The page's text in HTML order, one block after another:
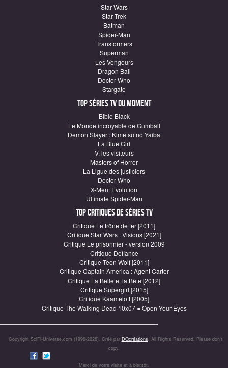
Star Wars
Star Trek
Batman
Spider-Man
Transformers
Superman
Les Vengeurs
Dragon Ball
Doctor Who
Stargate
Top Séries TV du moment
Bible Black
Le Monde incroyable de Gumball
Demon Slayer : Kimetsu no Yaiba
La Blue Girl
V, les visiteurs
Masters of Horror
La Ligue des justiciers
Doctor Who
X-Men: Evolution
Ultimate Spider-Man
Top critiques de Séries TV
Critique Le trône de fer [2011]
Critique Star Wars : Visions [2021]
Critique Le prisonnier - version 2009
Critique Defiance
Critique Teen Wolf [2011]
Critique Captain America : Agent Carter
Critique La Belle et la Bête [2012]
Critique Supergirl [2015]
Critique Kaamelott [2005]
Critique The Walking Dead 10x07 ● Open Your Eyes
Copyright SciFi-Universe.com (1996-2026). Créé par DQcréations. All Rights Reserved. Please don’t
copy.
Merci de votre visite et à bientôt.